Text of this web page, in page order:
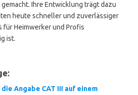
Ihre Entwicklung trägt dazu
heute schneller und zuverlässiger
für Heimwerker und Profis
ist.
Angabe CAT III auf einem